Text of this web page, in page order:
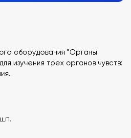
оборудования "Органы
изучения трех органов чувств: